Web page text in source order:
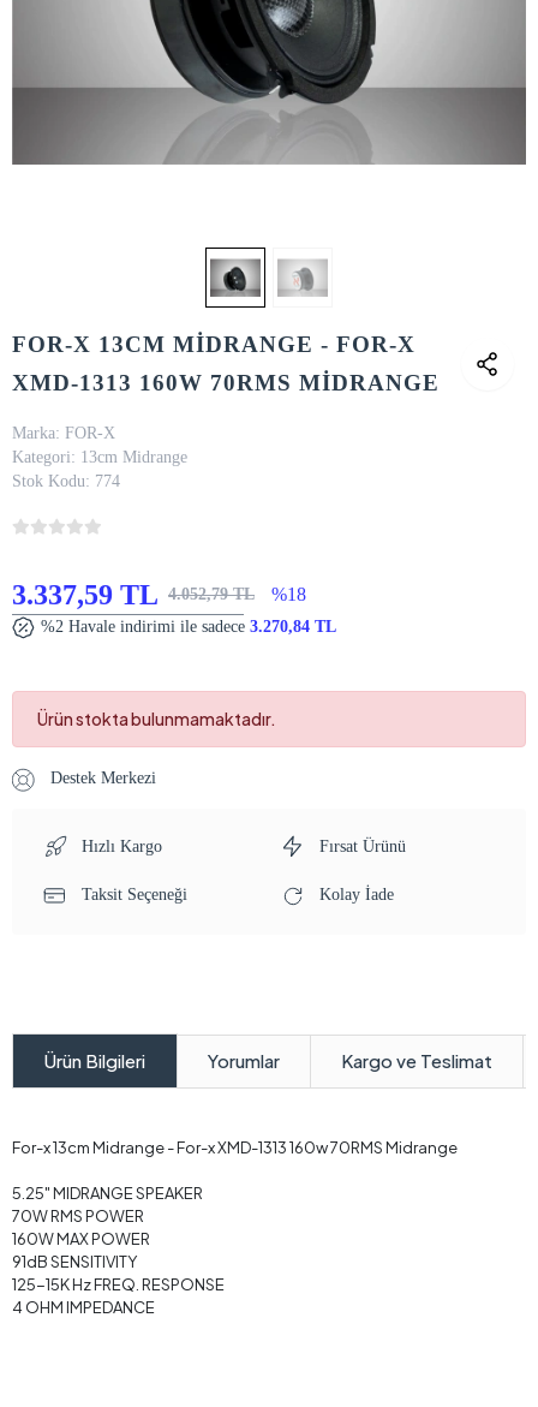
FOR-X 13CM MİDRANGE - FOR-X
XMD-1313 160W 70RMS MİDRANGE
Marka: FOR-X
Kategori: 13cm Midrange
Stok Kodu: 774
3.337,59 TL 4.052,79 TL %18
%2 Havale indirimi ile sadece 3.270,84 TL
Ürün stokta bulunmamaktadır.
Destek Merkezi
Hızlı Kargo Fırsat Ürünü
Taksit Seçeneği Kolay İade
Ürün Bilgileri Yorumlar Kargo ve Teslimat
For-x 13cm Midrange - For-x XMD-1313 160w 70RMS Midrange
5.25" MIDRANGE SPEAKER
70W RMS POWER
160W MAX POWER
91dB SENSITIVITY
125-15K Hz FREQ. RESPONSE
4 OHM IMPEDANCE